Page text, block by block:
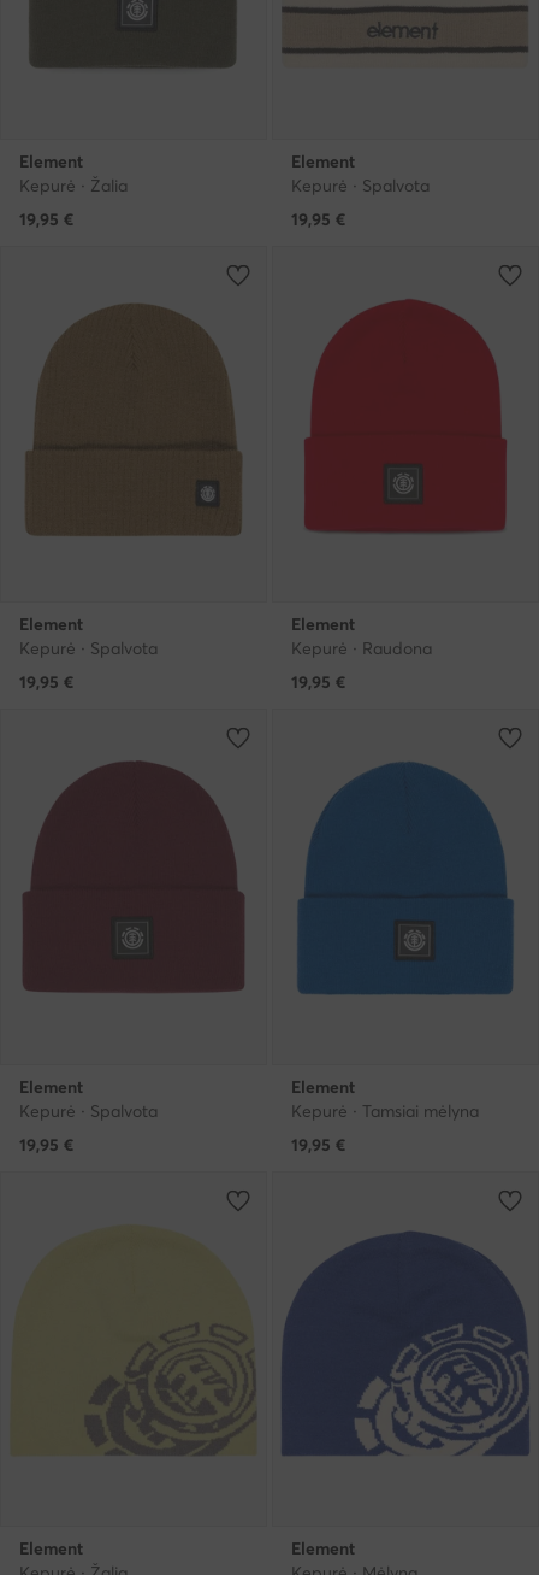
Element
Kepurė · Žalia
19,95 €
Element
Kepurė · Spalvota
19,95 €
Element
Kepurė · Spalvota
19,95 €
Element
Kepurė · Raudona
19,95 €
Element
Kepurė · Spalvota
19,95 €
Element
Kepurė · Tamsiai mėlyna
19,95 €
Element
Element